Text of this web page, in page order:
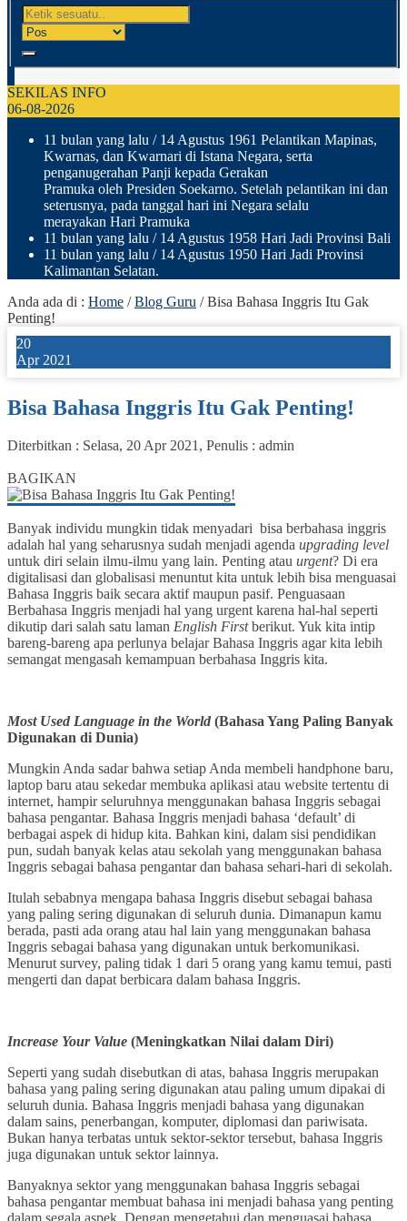
SEKILAS INFO
06-08-2026
11 bulan yang lalu / 14 Agustus 1961 Pelantikan Mapinas,
Kwarnas, dan Kwarnari di Istana Negara, serta
penganugerahan Panji kepada Gerakan
Pramuka oleh Presiden Soekarno. Setelah pelantikan ini dan
seterusnya, pada tanggal hari ini Negara selalu
merayakan Hari Pramuka
11 bulan yang lalu / 14 Agustus 1958 Hari Jadi Provinsi Bali
11 bulan yang lalu / 14 Agustus 1950 Hari Jadi Provinsi
Kalimantan Selatan.
Anda ada di : Home /Blog Guru /Bisa Bahasa Inggris Itu Gak
Penting!
20
Apr 2021
Bisa Bahasa Inggris Itu Gak Penting!
Diterbitkan : Selasa, 20 Apr 2021, Penulis : admin
BAGIKAN
Banyak individu mungkin tidak menyadari bisa berbahasa inggris
adalah hal yang seharusnya sudah menjadi agenda upgrading level
untuk diri selain ilmu-ilmu yang lain. Penting atau urgent? Di era
digitalisasi dan globalisasi menuntut kita untuk lebih bisa menguasai
Bahasa Inggris baik secara aktif maupun pasif. Penguasaan
Berbahasa Inggris menjadi hal yang urgent karena hal-hal seperti
dikutip dari salah satu laman English Firstberikut. Yuk kita intip
bareng-bareng apa perlunya belajar Bahasa Inggris agar kita lebih
semangat mengasah kemampuan berbahasa Inggris kita.
Most Used Language in the World (Bahasa Yang Paling Banyak
Digunakan di Dunia)
Mungkin Anda sadar bahwa setiap Anda membeli handphone baru,
laptop baru atau sekedar membuka aplikasi atau website tertentu di
internet, hampir seluruhnya menggunakan bahasa Inggris sebagai
bahasa pengantar. Bahasa Inggris menjadi bahasa ‘default’ di
berbagai aspek di hidup kita. Bahkan kini, dalam sisi pendidikan
pun, sudah banyak kelas atau sekolah yang menggunakan bahasa
Inggris sebagai bahasa pengantar dan bahasa sehari-hari di sekolah.
Itulah sebabnya mengapa bahasa Inggris disebut sebagai bahasa
yang paling sering digunakan di seluruh dunia. Dimanapun kamu
berada, pasti ada orang atau hal lain yang menggunakan bahasa
Inggris sebagai bahasa yang digunakan untuk berkomunikasi.
Menurut survey, paling tidak 1 dari 5 orang yang kamu temui, pasti
mengerti dan dapat berbicara dalam bahasa Inggris.
Increase Your Value (Meningkatkan Nilai dalam Diri)
Seperti yang sudah disebutkan di atas, bahasa Inggris merupakan
bahasa yang paling sering digunakan atau paling umum dipakai di
seluruh dunia. Bahasa Inggris menjadi bahasa yang digunakan
dalam sains, penerbangan, komputer, diplomasi dan pariwisata.
Bukan hanya terbatas untuk sektor-sektor tersebut, bahasa Inggris
juga digunakan untuk sektor lainnya.
Banyaknya sektor yang menggunakan bahasa Inggris sebagai
bahasa pengantar membuat bahasa ini menjadi bahasa yang penting